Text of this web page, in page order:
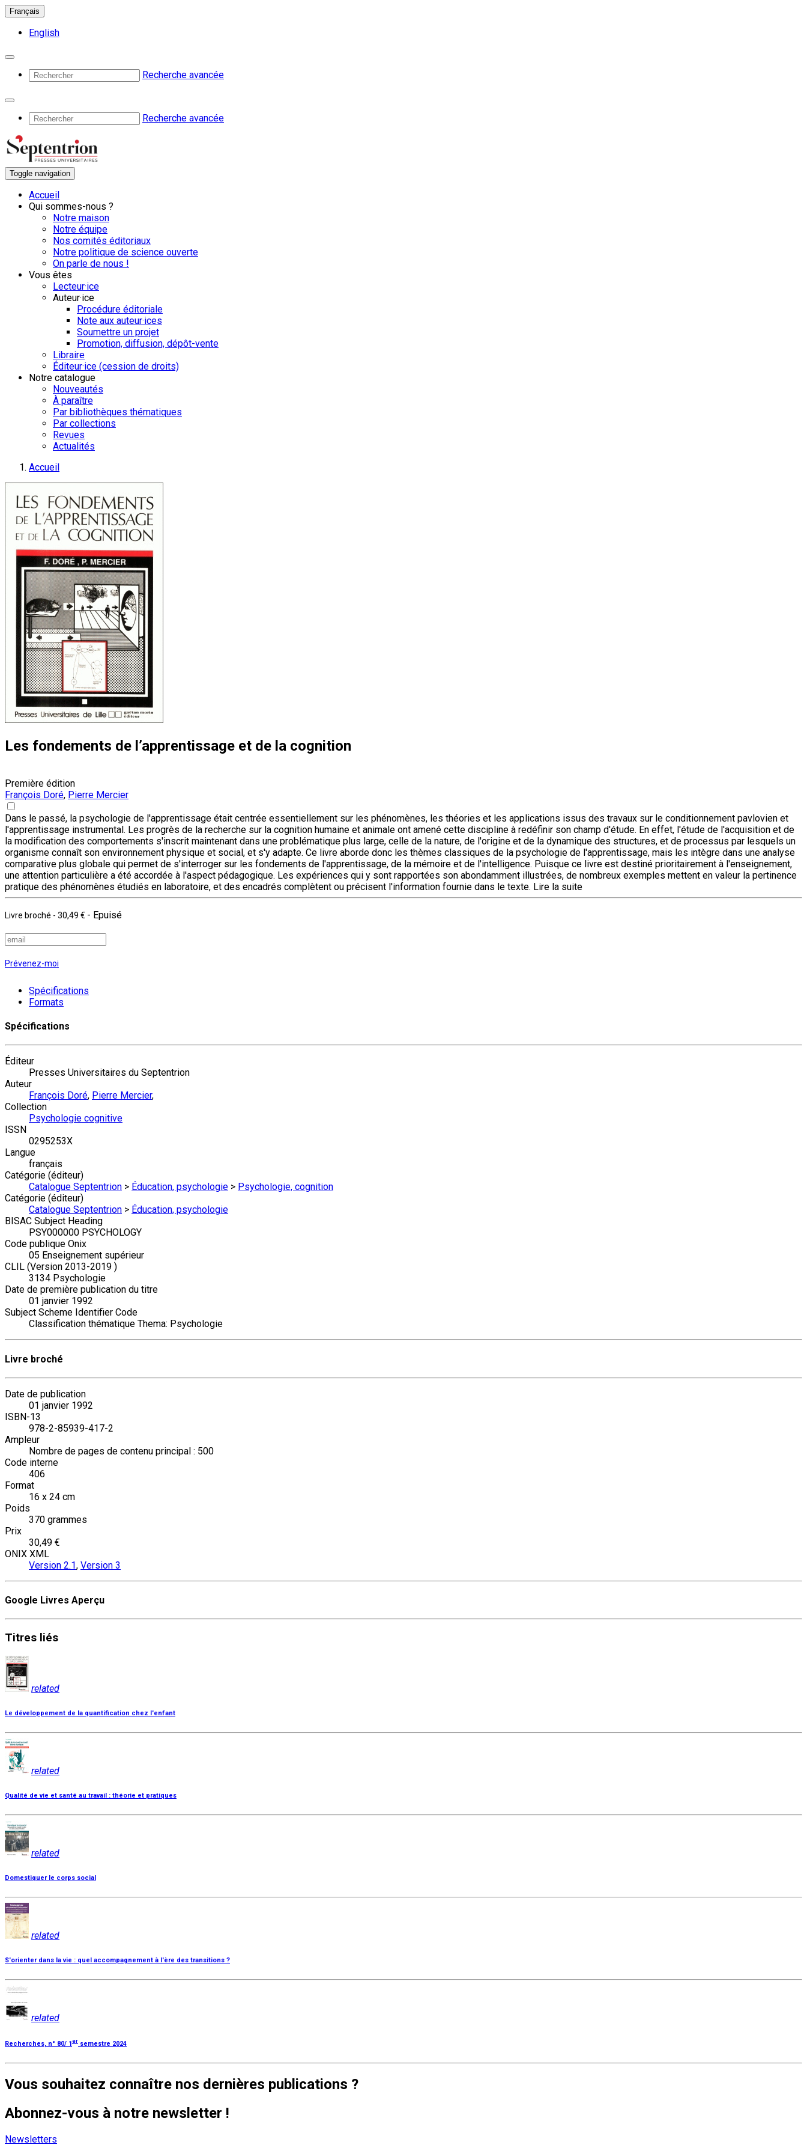
Français
English
Recherche avancée
Recherche avancée
Toggle navigation
Accueil
Qui sommes-nous ?
Notre maison
Notre équipe
Nos comités éditoriaux
Notre politique de science ouverte
On parle de nous !
Vous êtes
Lecteur·ice
Auteur·ice
Procédure éditoriale
Note aux auteur·ices
Soumettre un projet
Promotion, diffusion, dépôt-vente
Libraire
Éditeur·ice (cession de droits)
Notre catalogue
Nouveautés
À paraître
Par bibliothèques thématiques
Par collections
Revues
Actualités
Accueil
Les fondements de l’apprentissage et de la cognition
Première édition
François Doré, Pierre Mercier
Dans le passé, la psychologie de l'apprentissage était centrée essentiellement sur les phénomènes, les théories et les applications issus des travaux sur le conditionnement pavlovien et
l'apprentissage instrumental. Les progrès de la recherche sur la cognition humaine et animale ont amené cette discipline à redéfinir son champ d'étude. En effet, l'étude de l'acquisition et de
la modification des comportements s'inscrit maintenant dans une problématique plus large, celle de la nature, de l'origine et de la dynamique des structures, et de processus par lesquels un
organisme connaît son environnement physique et social, et s'y adapte. Ce livre aborde donc les thèmes classiques de la psychologie de l'apprentissage, mais les intègre dans une analyse
comparative plus globale qui permet de s'interroger sur les fondements de l'apprentissage, de la mémoire et de l'intelligence. Puisque ce livre est destiné prioritairement à l'enseignement,
une attention particulière a été accordée à l'aspect pédagogique. Les expériences qui y sont rapportées son abondamment illustrées, de nombreux exemples mettent en valeur la pertinence
pratique des phénomènes étudiés en laboratoire, et des encadrés complètent ou précisent l'information fournie dans le texte. Lire la suite
Livre broché - 30,49 € - Epuisé
Prévenez-moi
Spécifications
Formats
Spécifications
Éditeur
Presses Universitaires du Septentrion
Auteur
François Doré, Pierre Mercier,
Collection
Psychologie cognitive
ISSN
0295253X
Langue
français
Catégorie (éditeur)
Catalogue Septentrion > Éducation, psychologie > Psychologie, cognition
Catégorie (éditeur)
Catalogue Septentrion > Éducation, psychologie
BISAC Subject Heading
PSY000000 PSYCHOLOGY
Code publique Onix
05 Enseignement supérieur
CLIL (Version 2013-2019 )
3134 Psychologie
Date de première publication du titre
01 janvier 1992
Subject Scheme Identifier Code
Classification thématique Thema: Psychologie
Livre broché
Date de publication
01 janvier 1992
ISBN-13
978-2-85939-417-2
Ampleur
Nombre de pages de contenu principal : 500
Code interne
406
Format
16 x 24 cm
Poids
370 grammes
Prix
30,49 €
ONIX XML
Version 2.1, Version 3
Google Livres Aperçu
Titres liés
related
Le développement de la quantification chez l'enfant
related
Qualité de vie et santé au travail : théorie et pratiques
related
Domestiquer le corps social
related
S'orienter dans la vie : quel accompagnement à l'ère des transitions ?
related
Recherches, n° 80/ 1 er semestre 2024
Vous souhaitez connaître nos dernières publications ?
Abonnez-vous à notre newsletter !
Newsletters